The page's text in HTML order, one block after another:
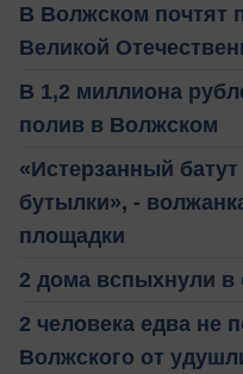
В Волжском почтят
Великой
В 1,2 миллиона
полив в Волжском
«Истерзанный
бутылки», -
площадки
2 дома вспыхнули в
2 человека едва не
Волжского от